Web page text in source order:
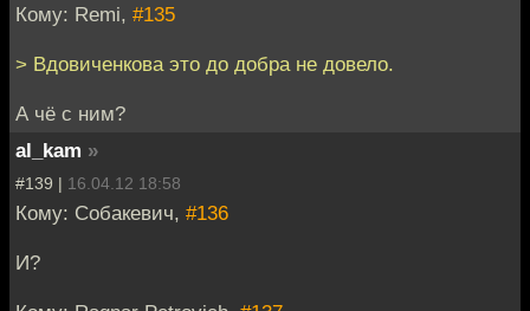
Кому: Remi, #135
> Вдовиченкова это до добра не довело.
А чё с ним?
al_kam »
#139 | 16.04.12 18:58
Кому: Собакевич, #136
И?